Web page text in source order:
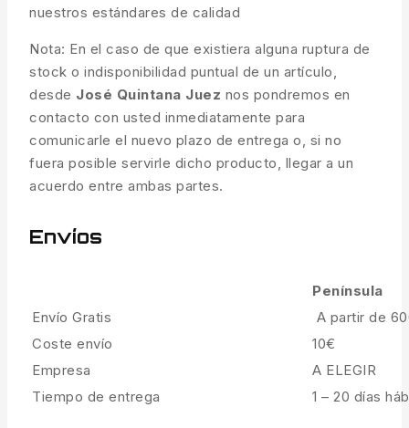
nuestros estándares de calidad
Nota: En el caso de que existiera alguna ruptura de
stock o indisponibilidad puntual de un artículo,
desde José Quintana Juez nos pondremos en
contacto con usted inmediatamente para
comunicarle el nuevo plazo de entrega o, si no
fuera posible servirle dicho producto, llegar a un
acuerdo entre ambas partes.
Envíos
Península
Envío Gratis
A partir de
Coste envío
10€
Empresa
A ELEGIR
Tiempo de entrega
1 – 20 días